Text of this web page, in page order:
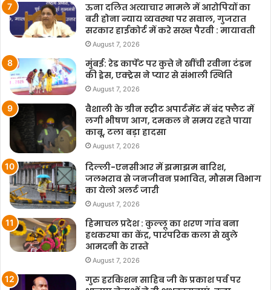
ऊना दलित अत्याचार मामले में आरोपियों का
बरी होना न्याय व्यवस्था पर सवाल, गुजरात
सरकार हाईकोर्ट में करे सख्त पैरवी : मायावती
August 7, 2026
मुंबई: रेड कार्पेट पर कुत्ते ने खींची रवीना टंडन
की ड्रेस, एक्ट्रेस ने प्यार से संभाली स्थिति
August 7, 2026
वैशाली के ग्रीन स्ट्रीट अपार्टमेंट में बंद फ्लैट में
लगी भीषण आग, दमकल ने समय रहते पाया
काबू, टला बड़ा हादसा
August 7, 2026
दिल्ली-एनसीआर में झमाझम बारिश,
जलभराव से जनजीवन प्रभावित, मौसम विभाग
का येलो अलर्ट जारी
August 7, 2026
हिमाचल प्रदेश : कुल्लू का शरण गांव बना
हथकरघा का केंद्र, पारंपरिक कला से खुले
आमदनी के रास्ते
August 7, 2026
गुरु हरकिशन साहिब जी के प्रकाश पर्व पर